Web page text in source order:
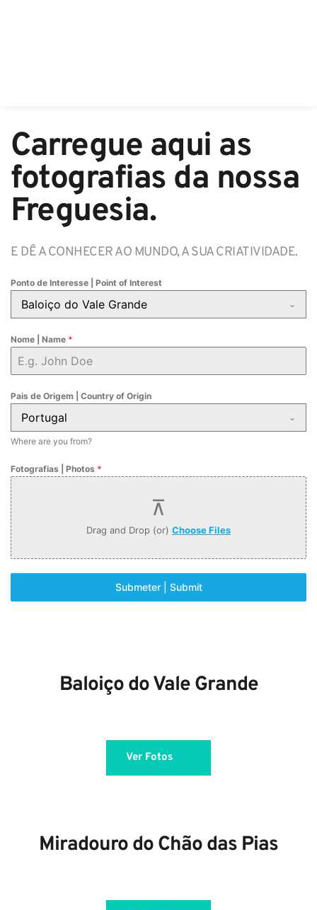
Carregue aqui as
fotografias da nossa
Freguesia.
E DÊ A CONHECER AO MUNDO, A SUA CRIATIVIDADE.
Ponto de Interesse | Point of Interest
Baloiço do Vale Grande
Nome | Name *
Pais de Origem | Country of Origin
Portugal
Where are you from?
Fotografias | Photos *
Drag and Drop (or) Choose Files
Submeter | Submit
Baloiço do Vale Grande
Ver Fotos
Miradouro do Chão das Pias